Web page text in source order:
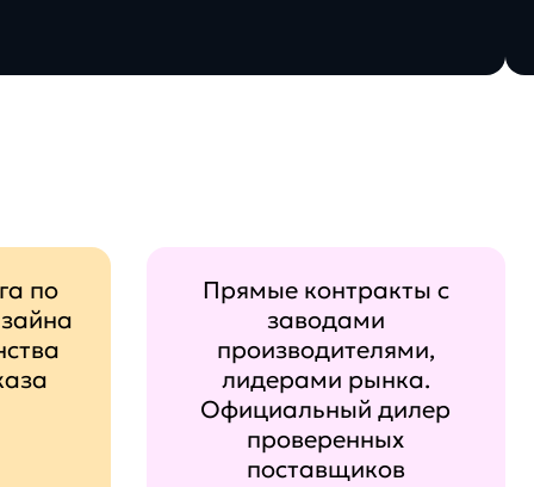
по
Прямые контракты с
заводами
производителями,
лидерами рынка.
Официальный дилер
проверенных
поставщиков